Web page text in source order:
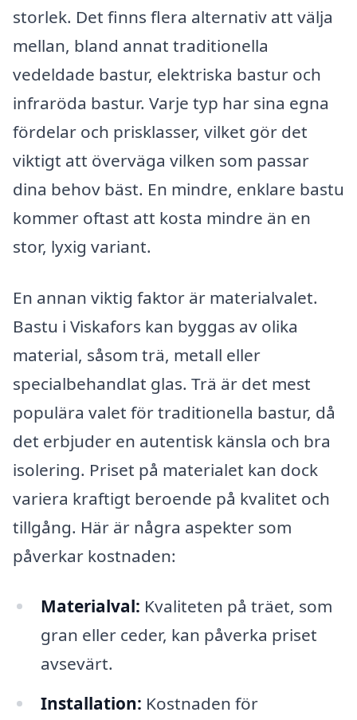
storlek. Det finns flera alternativ att välja
mellan, bland annat traditionella
vedeldade bastur, elektriska bastur och
infraröda bastur. Varje typ har sina egna
fördelar och prisklasser, vilket gör det
viktigt att överväga vilken som passar
dina behov bäst. En mindre, enklare bastu
kommer oftast att kosta mindre än en
stor, lyxig variant.
En annan viktig faktor är materialvalet.
Bastu i Viskafors kan byggas av olika
material, såsom trä, metall eller
specialbehandlat glas. Trä är det mest
populära valet för traditionella bastur, då
det erbjuder en autentisk känsla och bra
isolering. Priset på materialet kan dock
variera kraftigt beroende på kvalitet och
tillgång. Här är några aspekter som
påverkar kostnaden:
Materialval: Kvaliteten på träet, som
gran eller ceder, kan påverka priset
avsevärt.
Installation: Kostnaden för